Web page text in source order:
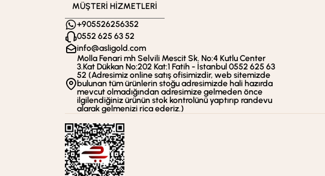
MÜŞTERİ HİZMETLERİ
+905526256352
0552 625 63 52
info@asligold.com
Molla Fenari mh Selvili Mescit Sk. No:4 Kutlu Center
3.Kat Dükkan No:202 Kat:1 Fatih - İstanbul 0552 625 63
52 (Adresimiz online satış ofisimizdir, web sitemizde
bulunan tüm ürünlerin stoğu adresimizde hali hazırda
mevcut olmadığından adresimize gelmeden önce
ilgilendiğiniz ürünün stok kontrolünü yaptırıp randevu
alarak gelmenizi rica ederiz.)